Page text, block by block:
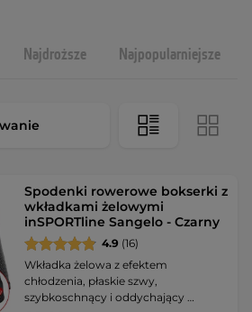
Najdroższe Najpopularniejsze
Spodenki rowerowe bokserki z
wkładkami żelowymi
inSPORTline Sangelo - Czarny
4.9 (16)
Wkładka żelowa z efektem
chłodzenia, płaskie szwy,
szybkoschnący i oddychający …